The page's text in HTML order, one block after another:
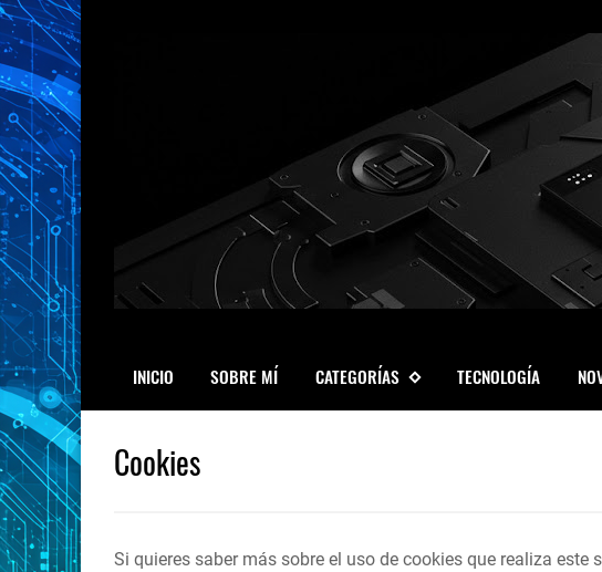
INICIO SOBRE MÍ CATEGORÍAS TECNOLOGÍA
Cookies
Si quieres saber más sobre el uso de cookies que realiza